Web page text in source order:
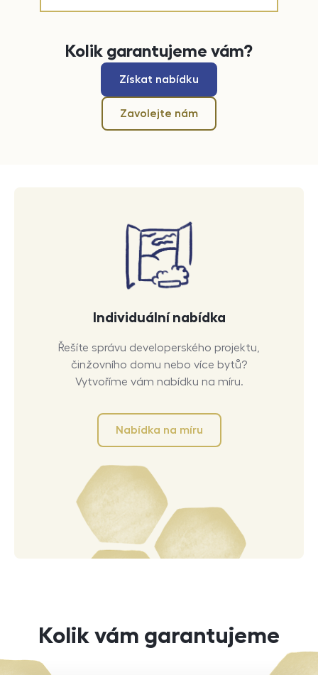
Kolik garantujeme vám?
Získat nabídku
Zavolejte nám
Individuální nabídka
Řešíte správu developerského projektu,
činžovního domu nebo více bytů?
Vytvoříme vám nabídku na míru.
Nabídka na míru
Kolik vám garantujeme